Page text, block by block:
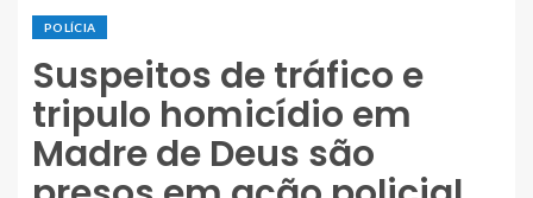
POLÍCIA
Suspeitos de tráfico e
tripulo homicídio em
Madre de Deus são